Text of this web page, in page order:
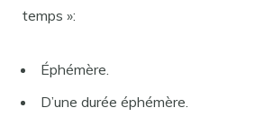
temps »:
Éphémère.
D’une durée éphémère.